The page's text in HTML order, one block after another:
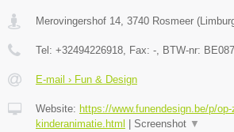
Merovingershof 14 3740 Rosmeer (
Tel: +32494226918 , Fax: - , BTW-nr:
E-mail › Fun & Design
Website: https://www.funendesign.be/p/
kinderanimatie.html | Screenshot ▼